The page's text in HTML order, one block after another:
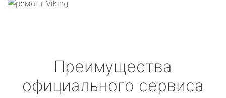
Преимущества
официального сервиса